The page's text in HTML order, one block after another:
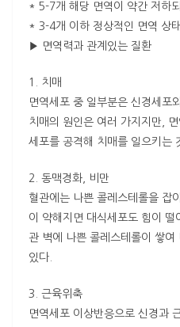
* 5-7개 해당 면역이 약간 저하
* 3-4개 이하 정상적인 면역 상태
▶ 면역력과 관계있는 질환
1. 치매
면역세포 중 일부분은 신경세포
치매의 원인은 여러 가지지만,
세포를 공격해 치매를 일으키는
2. 동맥경화, 비만
혈관에는 나쁜 콜레스테롤을 잡
이 약해지면 대식세포도 힘이
관 벽에 나쁜 콜레스테롤이 쌓
있다.
3. 근육위축
면역세포 이상반응으로 신경과